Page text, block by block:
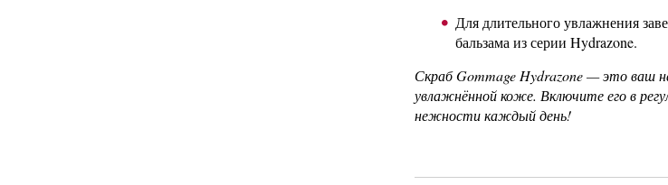
Для длительного увлажнения
бальзама из серии Hydrazone.
Скраб Gommage Hydrazone — это ваш
увлажнённой коже. Включите его в
нежности каждый день!